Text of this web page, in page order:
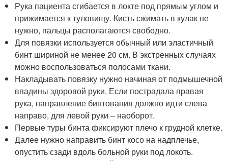
Рука пациента сгибается в локте под прямым углом и
прижимается к туловищу. Кисть сжимать в кулак не
нужно, пальцы располагаются свободно.
Для повязки используется обычный или эластичный
бинт шириной не менее 20 см. В экстренных случаях
можно воспользоваться полосами ткани.
Накладывать повязку нужно начиная от подмышечной
впадины здоровой руки. Если пострадала правая
рука, направление бинтования должно идти слева
направо, для левой руки – наоборот.
Первые туры бинта фиксируют плечо к грудной клетке.
Далее нужно направить бинт косо на надплечье,
опустить сзади вдоль больной руки под локоть.